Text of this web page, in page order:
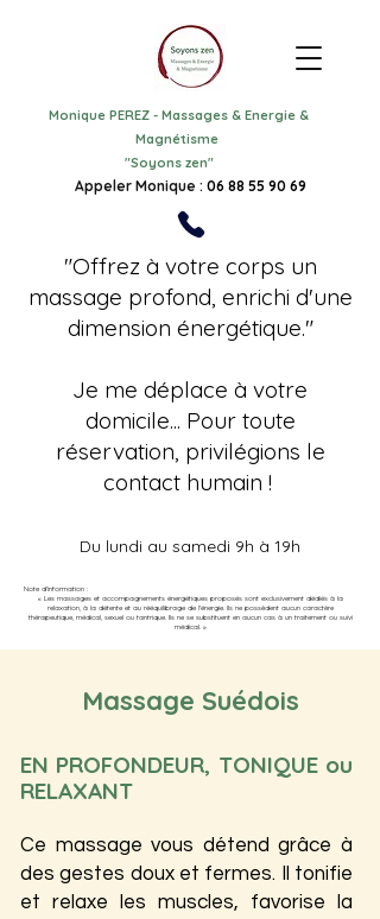
Monique PEREZ- Massages & Energie &
Magnétisme
"Soyons zen"
Appeler Monique : 06 88 55 90 69
"Offrez à votre corps un
massage profond, enrichi d'une
dimension énergétique."
Je me déplace à votre
domicile... Pour toute
réservation, privilégions le
contact humain !
Du lundi au samedi 9h à 19h
Note d'information :
« Les massages et accompagnements énergétiques proposés sont exclusivement dédiés à la
relaxation, à la détente et au rééquilibrage de l'énergie. Ils ne possèdent aucun caractère
thérapeutique, médical, sexuel ou tantrique. Ils ne se substituent en aucun cas à un traitement ou suivi
médical. »
Massage Suédois
EN PROFONDEUR, TONIQUE ou
RELAXANT
Ce massage vous détend grâce à
des gestes doux et fermes. Il tonifie
et relaxe les muscles, favorise la